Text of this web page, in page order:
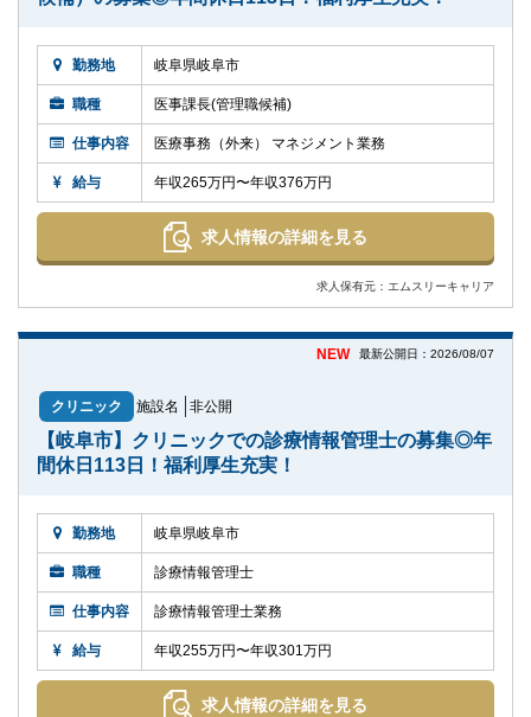
勤務地 岐阜県岐阜市
職種 医事課長(管理職候補)
仕事内容 医療事務（外来） マネジメント業務
給与 年収265万円〜年収376万円
求人情報の詳細を見る
求人保有元：エムスリーキャリア
NEW 最新公開日：2026/08/07
クリニック 施設名 非公開
【岐阜市】クリニックでの診療情報管理士の募集◎年
間休日113日！福利厚生充実！
勤務地 岐阜県岐阜市
職種 診療情報管理士
仕事内容 診療情報管理士業務
給与 年収255万円〜年収301万円
求人情報の詳細を見る